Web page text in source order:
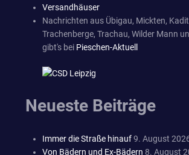
Versandhäuser
Nachrichten aus Übigau, Mickten,
Trachenberge, Trachau, Wilder Mann
gibt's bei Pieschen-Aktuell
Neueste Beiträge
Immer die Straße hinauf9. August
Von Bädern und Ex-Bädern 8. August